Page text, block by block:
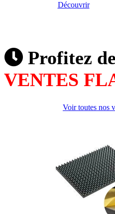
Découvrir
Profitez
VENTES
Voir toutes nos